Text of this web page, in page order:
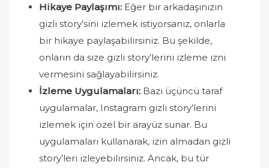
Hikaye Paylaşımı: Eğer bir arkadaşınızın
gizli story’sini izlemek istiyorsanız, onlarla
bir hikaye paylaşabilirsiniz. Bu şekilde,
onların da size gizli story’lerini izleme izni
vermesini sağlayabilirsiniz.
İzleme Uygulamaları: Bazı üçüncü taraf
uygulamalar, Instagram gizli story’lerini
izlemek için özel bir arayüz sunar. Bu
uygulamaları kullanarak, izin almadan gizli
story’leri izleyebilirsiniz. Ancak, bu tür